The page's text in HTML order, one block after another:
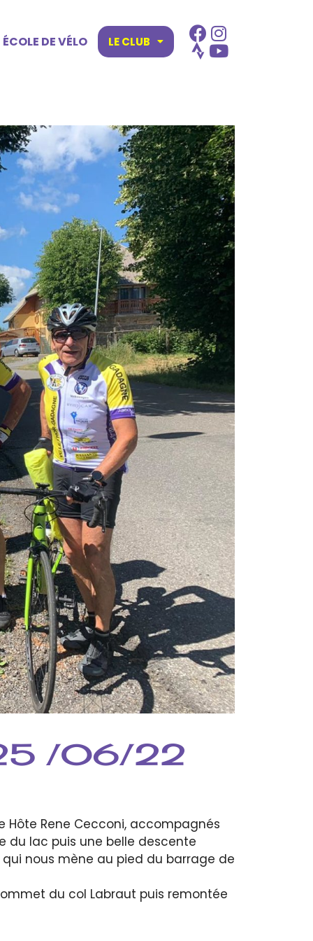
ÉCOLE DE VÉLO LE CLUB
25 /06/22
Hôte Rene Cecconi, accompagnés
du lac puis une belle descente
nous mène au pied du barrage de
du col Labraut puis remontée